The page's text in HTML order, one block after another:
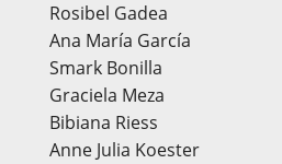
Rosibel Gadea
Ana María García
Smark Bonilla
Graciela Meza
Bibiana Riess
Anne Julia Koester